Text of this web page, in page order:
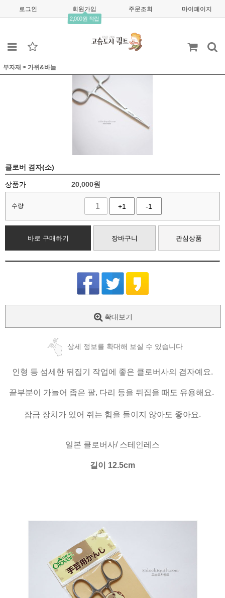
로그인 회원가입
2,000원 적립
주문조회 마이페이지
부자재 > 가위&바늘
클로버 겸자(소)
상품가 20,000원
수량 +1 -1
바로 구매하기 장바구니 관심상품
확대보기
상세 정보를 확대해 보실 수 있습니다
인형 등 섬세한 뒤집기 작업에 좋은 클로버사의 겸자예요.
끝부분이 가늘어 좁은 팔, 다리 등을 뒤집을 때도 유용해요.
잠금 장치가 있어 쥐는 힘을 들이지 않아도 좋아요.
일본 클로버사/ 스테인레스
길이 12.5cm